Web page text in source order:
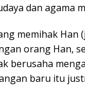
dan agama
memihak Han
orang Han,
berusaha
baru itu